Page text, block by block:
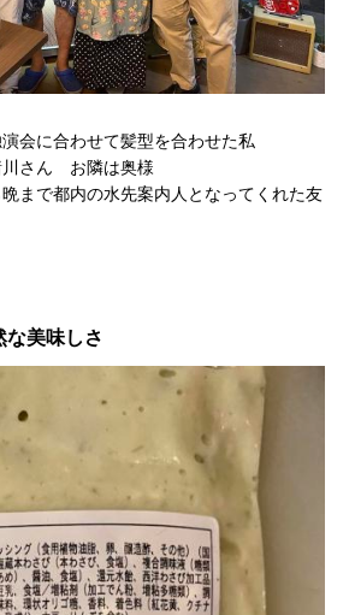
会に合わせて髪型を合わせた私
川さん お隣は奥様
まで都内の水先案内人となってくれた友
美味しさ